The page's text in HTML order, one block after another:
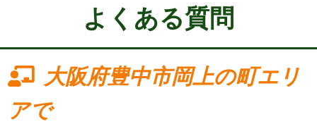
よくある質問
大阪府豊中市岡上の町エリ
アで